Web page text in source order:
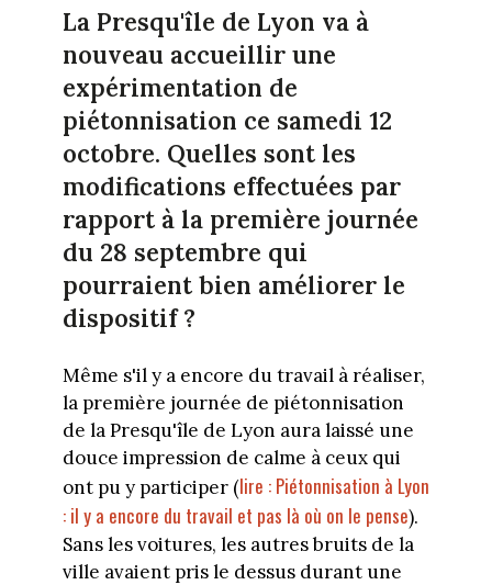
La Presqu'île de Lyon va à
nouveau accueillir une
expérimentation de
piétonnisation ce samedi 12
octobre. Quelles sont les
modifications effectuées par
rapport à la première journée
du 28 septembre qui
pourraient bien améliorer le
dispositif ?
Même s'il y a encore du travail à réaliser,
la première journée de piétonnisation
de la Presqu'île de Lyon aura laissé une
douce impression de calme à ceux qui
ont pu y participer (lire : Piétonnisation à Lyon
: il y a encore du travail et pas là où on le pense).
Sans les voitures, les autres bruits de la
ville avaient pris le dessus durant une